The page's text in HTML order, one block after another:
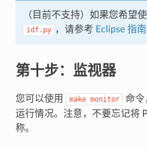
（目前不支持）如果您希望
idf.py ，请参考 Eclipse 指南
第十步：监视器
您可以使用 make monitor
命令
运行情况。注意，不要忘记将
称。